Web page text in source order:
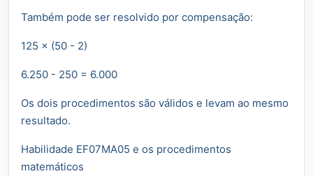
Também pode ser resolvido por compensação:
125 × (50 - 2)
6.250 - 250 = 6.000
Os dois procedimentos são válidos e levam ao mesmo
resultado.
Habilidade EF07MA05 e os procedimentos
matemáticos